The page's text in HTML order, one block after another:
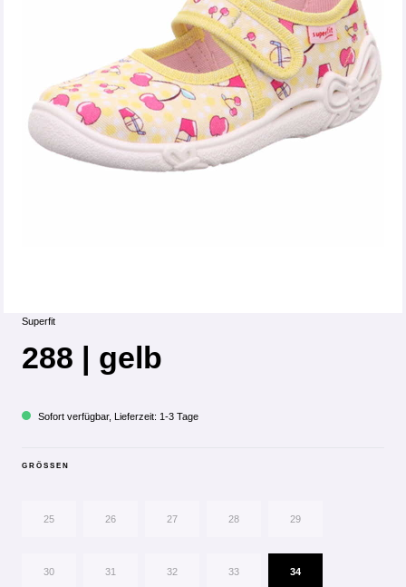
Superfit
288 | gelb
Sofort verfügbar, Lieferzeit: 1-3 Tage
GRÖSSEN
25 26 27 28 29
30 31 32 33 34